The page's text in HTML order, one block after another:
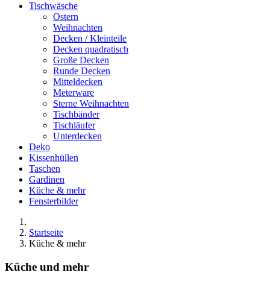
Tischwäsche
Ostern
Weihnachten
Decken / Kleinteile
Decken quadratisch
Große Decken
Runde Decken
Mitteldecken
Meterware
Sterne Weihnachten
Tischbänder
Tischläufer
Unterdecken
Deko
Kissenhüllen
Taschen
Gardinen
Küche & mehr
Fensterbilder
Startseite
Küche & mehr
Küche und mehr